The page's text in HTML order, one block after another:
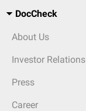
DocCheck
About Us
Investor Relations
Press
Career